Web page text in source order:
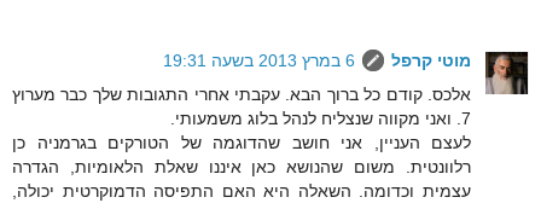
מוטי קרפל
6 במרץ 2013 בשעה 19:31
אלכס. קודם כל ברוך הבא. עקבתי אחרי התגובות שלך כבר מערוץ
7. ואני מקווה שנצליח לנהל בלוג משמעותי.
לעצם העניין, אני חושב שהדוגמה של הטורקים בגרמניה כן
רלוונטית. משום שהנושא כאן איננו שאלת הלאומיות, הגדרה
עצמית וכדומה. השאלה היא האם התפיסה הדמוקרטית יכולה,